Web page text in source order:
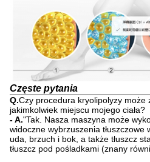
Częste pytania
Q.Czy procedura kryolipolyzy może
jakimkolwiek miejscu mojego ciała?
- A."Tak. Nasza maszyna może
widoczne wybrzuszenia tłuszczowe
uda, brzuch i bok, a także tłuszcz
tłuszcz pod pośladkami (znany